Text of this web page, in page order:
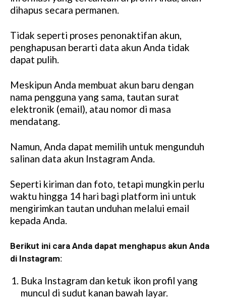
dihapus secara permanen.
Tidak seperti proses penonaktifan akun,
penghapusan berarti data akun Anda tidak
dapat pulih.
Meskipun Anda membuat akun baru dengan
nama pengguna yang sama, tautan surat
elektronik (email), atau nomor di masa
mendatang.
Namun, Anda dapat memilih untuk mengunduh
salinan data akun Instagram Anda.
Seperti kiriman dan foto, tetapi mungkin perlu
waktu hingga 14 hari bagi platform ini untuk
mengirimkan tautan unduhan melalui email
kepada Anda.
Berikut ini cara Anda dapat menghapus akun Anda
di Instagram:
Buka Instagram dan ketuk ikon profil yang
muncul di sudut kanan bawah layar.